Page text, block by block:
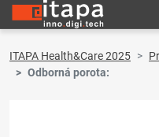
ITAPA Health&Care 2025
Odborná porota: